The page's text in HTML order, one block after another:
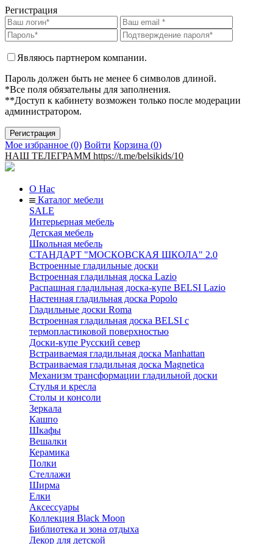
Регистрация
Являюсь партнером компании.
Пароль должен быть не менее 6 символов длиной.
*Все поля обязательны для заполнения.
**Доступ к кабинету возможен только после модерации
администратором.
Мое избранное (0) Войти Корзина (0)
НАШ ТЕЛЕГРАММ https://t.me/belsikids/10
О Нас
Каталог мебели
SALE
Интерьерная мебель
Детская мебель
Школьная мебель
СТАНДАРТ "МОСКОВСКАЯ ШКОЛА" 2.0
Встроенные гладильные доски
Встроенная гладильная доска Lazio
Распашная гладильная доска-купе BELSI Lazio
Настенная гладильная доска Popolo
Гладильные доски Roma
Встроенная гладильная доска BELSI с
термопластиковой поверхностью
Доски-купе Русский север
Встраиваемая гладильная доска Manhattan
Встраиваемая гладильная доска Magnetica
Механизм трансформации гладильной доски
Стyлья и кресла
Столы и консоли
Зеркала
Кашпо
Шкафы
Вешалки
Керамика
Полки
Стеллажи
Ширма
Елки
Аксессуары
Коллекция Black Moon
Библиотека и зона отдыха
Декор для детской